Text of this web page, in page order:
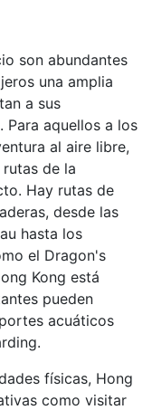
son abundantes
una amplia
a sus
Para aquellos a los
al aire libre,
de la
Hay rutas de
desde las
hasta los
el Dragon's
Kong está
pueden
acuáticos
físicas, Hong
como visitar